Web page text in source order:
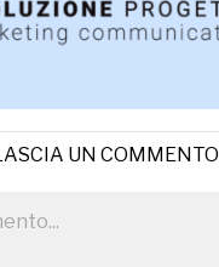
UN COMMENTO